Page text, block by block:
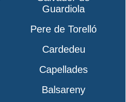
Guardiola
Pere de Torelló
Cardedeu
Capellades
Balsareny